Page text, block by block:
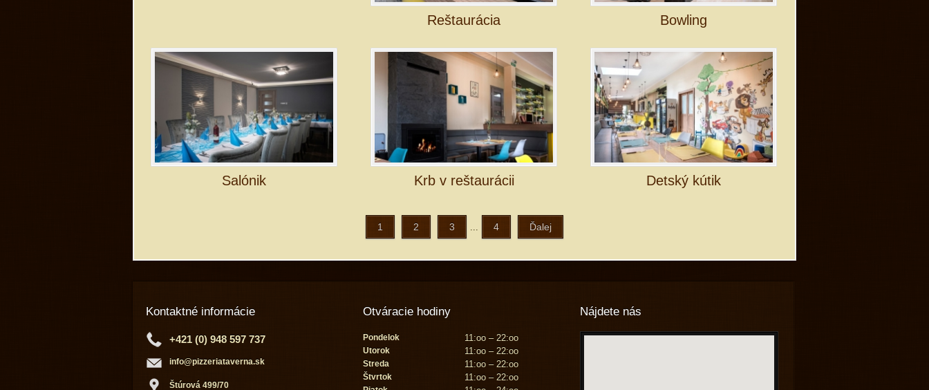
Reštaurácia Bowling
Salónik Krb v reštaurácii Detský kútik
1 2 3 ... 4 Ďalej
Kontaktné informácie
+421 (0) 948 597 737
info@pizzeriataverna.sk
Štúrová 499/70
Otváracie hodiny
Pondelok 11:oo – 22:oo
Utorok 11:oo – 22:oo
Streda 11:oo – 22:oo
Štvrtok 11:oo – 22:oo
Nájdete nás